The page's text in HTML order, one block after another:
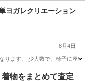
ヨガレクリエーション
8月4日
ります。 少人数で、椅子に座
着物をまとめて査定